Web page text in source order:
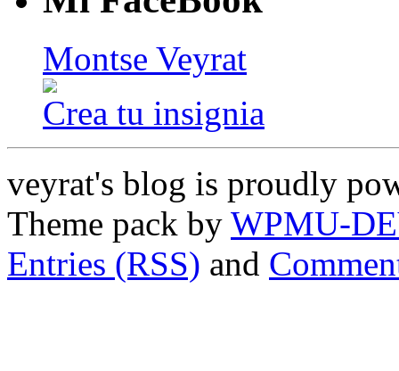
Montse Veyrat
Crea tu insignia
veyrat's blog is proudly
Theme pack by WPMU-
Entries (RSS) and